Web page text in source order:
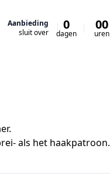
Aanbieding
sluit over
0
dagen
00
uren
als het haakpatroon.